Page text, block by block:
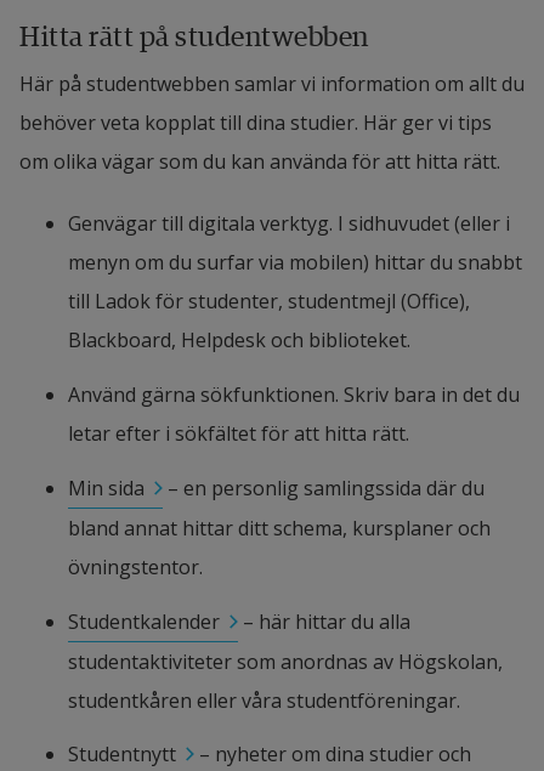
Hitta rätt på studentwebben
Här på studentwebben samlar vi information om allt du
behöver veta kopplat till dina studier. Här ger vi tips
om olika vägar som du kan använda för att hitta rätt.
Genvägar till digitala verktyg. I sidhuvudet (eller i
menyn om du surfar via mobilen) hittar du snabbt
till Ladok för studenter, studentmejl (Office),
Blackboard, Helpdesk och biblioteket.
Använd gärna sökfunktionen. Skriv bara in det du
letar efter i sökfältet för att hitta rätt.
Min sida
– en personlig samlingssida där du
bland annat hittar ditt schema, kursplaner och
övningstentor.
Studentkalender
– här hittar du alla
studentaktiviteter som anordnas av Högskolan,
studentkåren eller våra studentföreningar.
Studentnytt
– nyheter om dina studier och